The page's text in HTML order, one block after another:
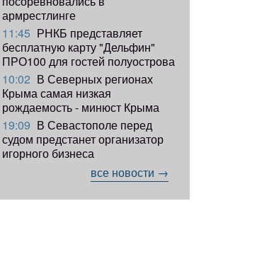
армрестлинге
11:45 РНКБ представляет
бесплатную карту "Дельфин"
ПРО100 для гостей полуострова
10:02 В Северных регионах
Крыма самая низкая
рождаемость - минюст Крыма
19:09 В Севастополе перед
судом предстанет организатор
игорного бизнеса
все новости →